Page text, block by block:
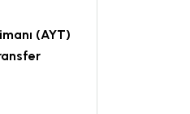
(AYT)